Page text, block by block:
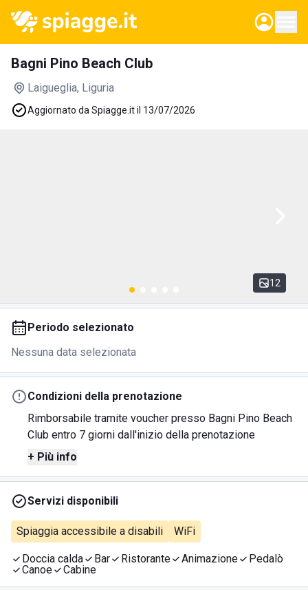
Bagni Pino Beach Club
Laigueglia, Liguria
Aggiornato da Spiagge.it il 13/07/2026
12
Periodo selezionato
Nessuna data selezionata
Condizioni della prenotazione
Rimborsabile tramite voucher presso Bagni Pino Beach
Club entro 7 giorni dall'inizio della prenotazione
+ Più info
Servizi disponibili
Spiaggia accessibile a disabili WiFi
Doccia calda Bar Ristorante Animazione
Pedalò
Canoe
Cabine